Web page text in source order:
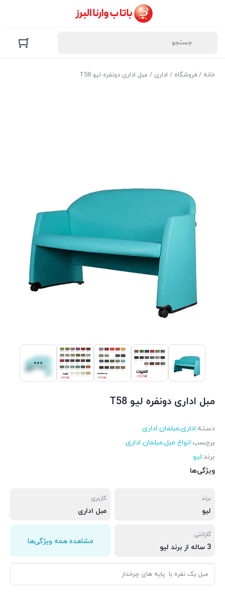
خانه / فروشگاه / اداری / مبل اداری دو‌نفره لیو T58
مبل اداری دو‌نفره لیو T58
دسته:اداری,مبلمان اداری
برچسب:انواع مبل,مبلمان اداری
برند:لیو
ویژگی‌ها
برند
لیو
کاربری
مبل اداری
گارانتی
3 ساله از برند لیو
مشاهده همه ویژگی‌ها
مبل یک نفره با پایه های چرخدار